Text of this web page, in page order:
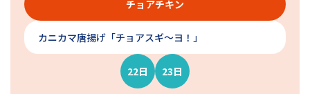
チョアチキン
カニカマ唐揚げ「チョアスギ〜ヨ！」
22日 23日